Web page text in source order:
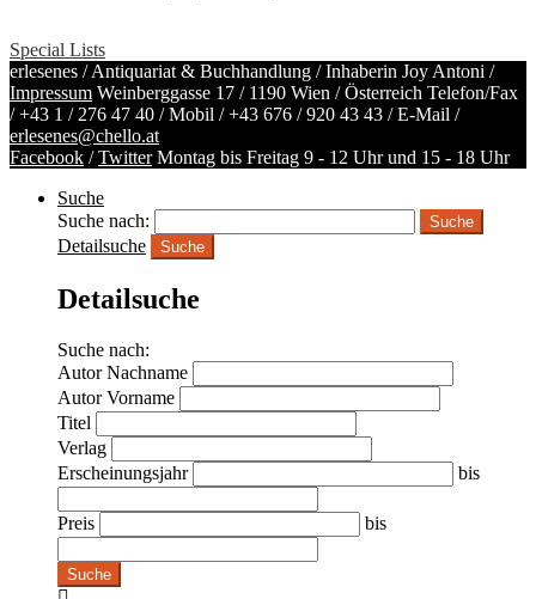
Special Lists
erlesenes / Antiquariat & Buchhandlung / Inhaberin Joy Antoni /
Impressum Weinberggasse 17 / 1190 Wien / Österreich Telefon/Fax
/+43 1 / 276 47 40 / Mobil /+43 676 / 920 43 43 / E-Mail /
erlesenes@chello.at
Facebook /Twitter Montag bis Freitag 9 - 12 Uhr und 15 - 18 Uhr
Suche
Suche nach:
Detailsuche
Suche
Detailsuche
Suche nach:
Autor Nachname
Autor Vorname
Titel
Verlag
Erscheinungsjahr
bis
Preis bis
Suche